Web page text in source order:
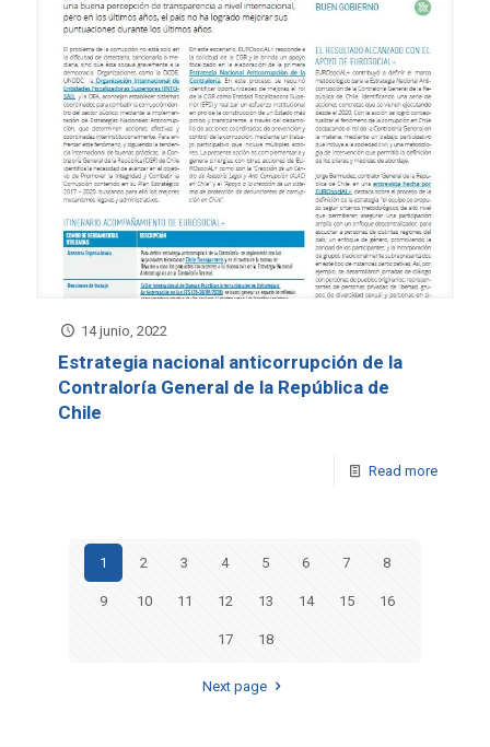
14 junio, 2022
Estrategia nacional anticorrupción de la
Contraloría General de la República de
Chile
Read more
1 2 3 4 5 6 7 8
9 10 11 12 13 14 15 16
17 18
Next page